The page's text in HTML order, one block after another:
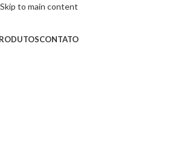
Skip to main content
CONTATO